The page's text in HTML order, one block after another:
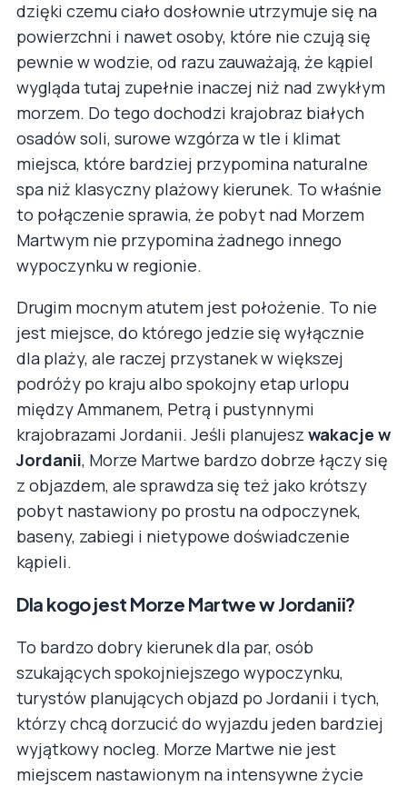
dzięki czemu ciało dosłownie utrzymuje się na
powierzchni i nawet osoby, które nie czują się
pewnie w wodzie, od razu zauważają, że kąpiel
wygląda tutaj zupełnie inaczej niż nad zwykłym
morzem. Do tego dochodzi krajobraz białych
osadów soli, surowe wzgórza w tle i klimat
miejsca, które bardziej przypomina naturalne
spa niż klasyczny plażowy kierunek. To właśnie
to połączenie sprawia, że pobyt nad Morzem
Martwym nie przypomina żadnego innego
wypoczynku w regionie.
Drugim mocnym atutem jest położenie. To nie
jest miejsce, do którego jedzie się wyłącznie
dla plaży, ale raczej przystanek w większej
podróży po kraju albo spokojny etap urlopu
między Ammanem, Petrą i pustynnymi
krajobrazami Jordanii. Jeśli planujesz wakacje w
Jordanii, Morze Martwe bardzo dobrze łączy się
z objazdem, ale sprawdza się też jako krótszy
pobyt nastawiony po prostu na odpoczynek,
baseny, zabiegi i nietypowe doświadczenie
kąpieli.
Dla kogo jest Morze Martwe w Jordanii?
To bardzo dobry kierunek dla par, osób
szukających spokojniejszego wypoczynku,
turystów planujących objazd po Jordanii i tych,
którzy chcą dorzucić do wyjazdu jeden bardziej
wyjątkowy nocleg. Morze Martwe nie jest
miejscem nastawionym na intensywne życie